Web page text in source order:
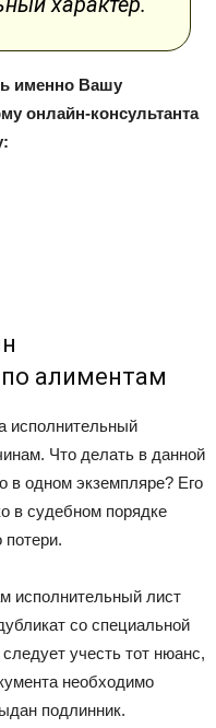
именно Вашу
онлайн-консультанта
алиментам
исполнительный
Что делать в данной
в одном экземпляре? Его
в судебном порядке
потери.
исполнительный лист
со специальной
учесть тот нюанс,
необходимо
подлинник.